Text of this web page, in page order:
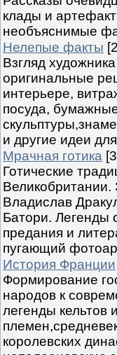
клады и
необъяснимые
Нелепые факты
Взгляд
оригинальные
интерьере,
посуда,
и другие идеи
Мрачная готика
Готические
Великобритании.
Владислав
Батори. Легенды
предания и
пугающий
История Франции
Формирование
народов к
легенды кельтов
королевских